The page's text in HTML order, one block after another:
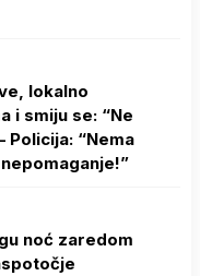
lokalno
i smiju se: “Ne
Policija: “Nema
noć zaredom